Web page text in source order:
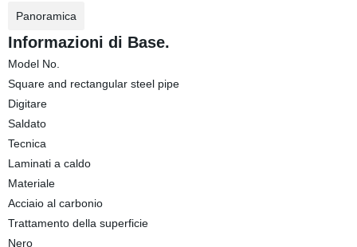
Panoramica
Informazioni di Base.
Model No.
Square and rectangular steel pipe
Digitare
Saldato
Tecnica
Laminati a caldo
Materiale
Acciaio al carbonio
Trattamento della superficie
Nero